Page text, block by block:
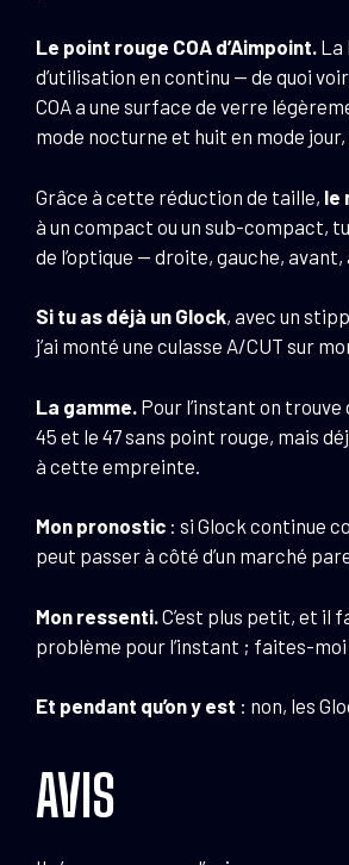
Le point rouge COA d’Aimpoint. La
d’utilisation en continu — de quoi
COA a une surface de verre
mode nocturne et huit en mode
Grâce à cette réduction de taille, le
à un compact ou un sub-compact,
de l’optique — droite, gauche,
Si tu as déjà un Glock, avec un
j’ai monté une culasse A/CUT sur
La gamme. Pour l’instant on
45 et le 47 sans point rouge, mais
à cette empreinte.
Mon pronostic : si Glock continue
peut passer à côté d’un marché
Mon ressenti. C’est plus petit, et il
problème pour l’instant ; faites-
Et pendant qu’on y est : non, les
AVIS